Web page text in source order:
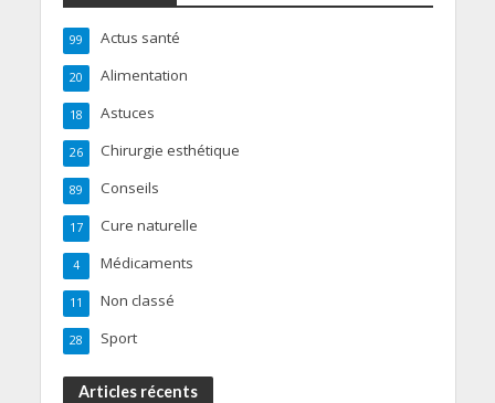
Actus santé
99
Alimentation
20
Astuces
18
Chirurgie esthétique
26
Conseils
89
Cure naturelle
17
Médicaments
4
Non classé
11
Sport
28
Articles récents